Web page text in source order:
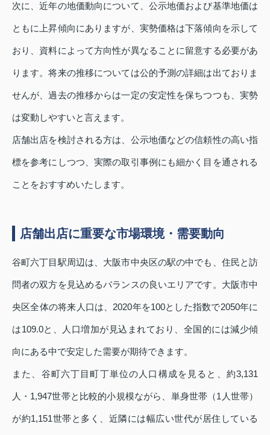
次に、近年の地価動向について、公示地価および基準地価は
ともに上昇傾向にありますが、実勢価格は下落傾向を示して
おり、資料によって方向性が異なることに留意する必要があ
ります。将来の推移については公的予測の詳細は出ておりま
せんが、過去の推移からは一定の安定性を保ちつつも、実勢
は変動しやすいと言えます。
店舗出店を検討される方は、公示地価などの信頼性の高い指
標を参考にしつつ、実際の取引事例にも細かく目を通される
ことをおすすめいたします。
店舗出店に重要な市場環境・需要動向
谷町六丁目駅周辺は、大阪市中央区の駅の中でも、住民と訪
問者の双方を見込めるバランスの良いエリアです。大阪市中
央区全体の将来人口は、2020年を100とした指数で2050年に
は109.0と、人口増加が見込まれており、全国的には減少傾
向にある中で安定した需要が期待できます。
また、谷町六丁目町丁単位の人口構成を見ると、約3,131
人・1,947世帯と比較的小規模ながら、単身世帯（1人世帯）
が約1,151世帯と多く、近隣には幅広い世代が居住している